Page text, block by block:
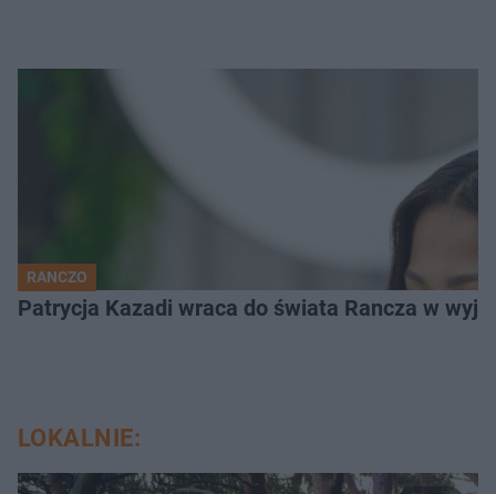
RANCZO
Patrycja Kazadi wraca do świata Rancza w
LOKALNIE: